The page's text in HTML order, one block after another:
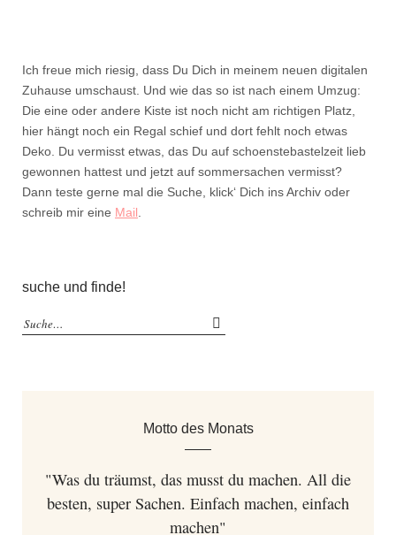
Ich freue mich riesig, dass Du Dich in meinem neuen digitalen
Zuhause umschaust. Und wie das so ist nach einem Umzug:
Die eine oder andere Kiste ist noch nicht am richtigen Platz,
hier hängt noch ein Regal schief und dort fehlt noch etwas
Deko. Du vermisst etwas, das Du auf schoenstebastelzeit lieb
gewonnen hattest und jetzt auf sommersachen vermisst?
Dann teste gerne mal die Suche, klick‘ Dich ins Archiv oder
schreib mir eine Mail
suche und finde!
Motto des Monats
"Was du träumst, das musst du machen. All die
besten, super Sachen. Einfach machen, einfach
machen"